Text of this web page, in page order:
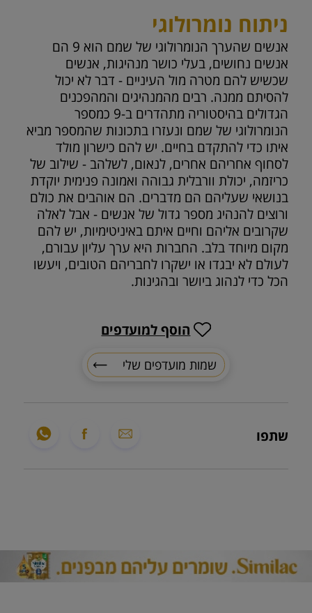
ניתוח נומרולוגי
אנשים שהערך הנומרולוגי של שמם הוא 9 הם
אנשים נחושים, בעלי כושר מנהיגות, אנשים
שכשיש להם מטרה מול העיניים - דבר לא יכול
להסיתם ממנה. רבים מהמנהיגים והמהפכנים
הגדולים בהיסטוריה מתהדרים ב-9 כמספר
הנומרולוגי של שמם ונעזרו בתכונות שהמספר מביא
איתו כדי להתקדם בחיים. יש להם כישרון מולד
לסחוף אחריהם אחרים, לנאום, לשלהב - שילוב של
כריזמה, יכולת וורבלית גבוהה ואמונה פנימית יוקדת
בנושאי שעליהם הם מדברים. הם אוהבים את כולם
ורוצים להנהיג מספר גדול של אנשים - אבל לאלה
שקרובים אליהם וחיים איתם באיניטימיות, יש להם
מקום מיוחד בלב. החברות היא ערך עליון עבורם,
לעולם לא יבגדו או ישקרו לחבריהם הטובים, ויעשו
הכל כדי לנהוג ביושר ובהגינות.
שתפו
שמות מועדפים שלי
הוסף למועדפים